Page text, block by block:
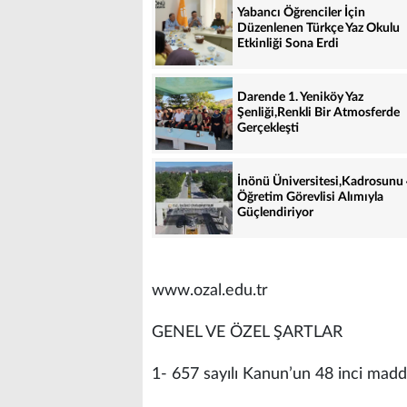
Yabancı Öğrenciler İçin
Düzenlenen Türkçe Yaz Okulu
Etkinliği Sona Erdi
Darende 1. Yeniköy Yaz
Şenliği,Renkli Bir Atmosferde
Gerçekleşti
İnönü Üniversitesi,Kadrosunu
Öğretim Görevlisi Alımıyla
Güçlendiriyor
www.ozal.edu.tr
GENEL VE ÖZEL ŞARTLAR
1- 657 sayılı Kanun’un 48 inci